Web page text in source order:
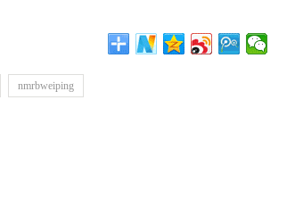
nmrbweiping